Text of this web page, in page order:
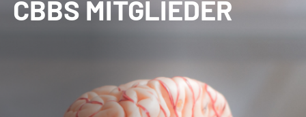
CBBS MITGLIEDER